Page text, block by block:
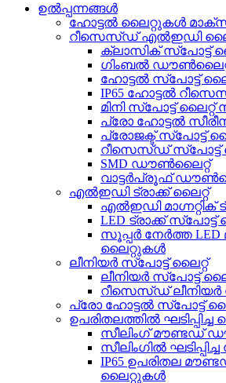
ഉൽപ്പന്നങ്ങൾ
ഹോട്ടൽ ലൈറ്റുകൾ
റീസെസ്ഡ് എൽഇഡി
ക്ലാസിക് സ്പോട്ട്
ഗിംബൽ
ഹോട്ടൽ സ്പോട്ട്
IP65 ഹോട്ടൽ
മിനി സ്പോട്ട് ലൈറ്റ്
പ്രോ ഹോട്ടൽ
പ്രോജക്ട് സ്പോട്ട്
റീസെസ്ഡ് സ്പോട്ട്
SMD ഡൗൺലൈറ്റ്
വാട്ടർപ്രൂഫ്
എൽഇഡി ട്രാക്ക് ലൈറ്റ്
എൽഇഡി മാഗ്നറ്റിക്
LED ട്രാക്ക് സ്പോട്ട്
സൂപ്പർ നേർത്ത LED
ലൈറ്റുകൾ
ലീനിയർ സ്പോട്ട് ലൈറ്റ്
ലീനിയർ സ്പോട്ട്
റീസെസ്ഡ്
പ്രോ ഹോട്ടൽ സ്പോട്ട്
ഉപരിതലത്തിൽ
സീലിംഗ് മൗണ്ടഡ്
സീലിംഗിൽ
IP65 ഉപരിതല
ലൈറ്റുകൾ